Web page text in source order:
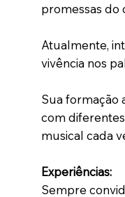
promessas do
Atualmente,
vivência nos
Sua formação
com
musical cada
Experiências:
Sempre